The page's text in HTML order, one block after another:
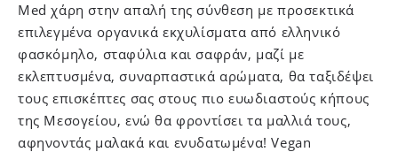
Med χάρη στην απαλή της σύνθεση με προσεκτικά
επιλεγμένα οργανικά εκχυλίσματα από ελληνικό
φασκόμηλο, σταφύλια και σαφράν, μαζί με
εκλεπτυσμένα, συναρπαστικά αρώματα, θα ταξιδέψει
τους επισκέπτες σας στους πιο ευωδιαστούς κήπους
της Μεσογείου, ενώ θα φροντίσει τα μαλλιά τους,
αφηνοντάς μαλακά και ενυδατωμένα! Vegan